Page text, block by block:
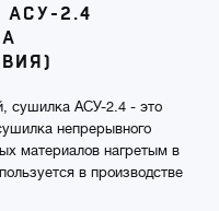
2.4
сушилка АСУ-2.4 - это
непрерывного
материалов нагретым в
в производстве